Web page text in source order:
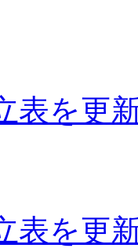
表を更
表を更